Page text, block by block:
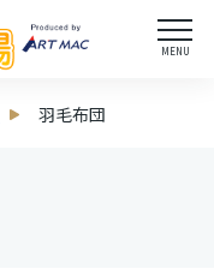
MENU
羽毛布団